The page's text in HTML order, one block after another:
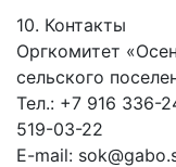
10. Контакты
Оргкомитет
сельского
Тел.: +7 916
519-03-22
E-mail: